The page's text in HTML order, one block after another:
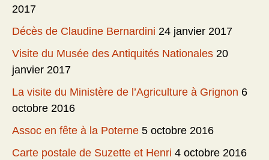
2017
Décès de Claudine Bernardini 24 janvier 2017
Visite du Musée des Antiquités Nationales 20
janvier 2017
La visite du Ministère de l’Agriculture à Grignon 6
octobre 2016
Assoc en fête à la Poterne 5 octobre 2016
Carte postale de Suzette et Henri 4 octobre 2016